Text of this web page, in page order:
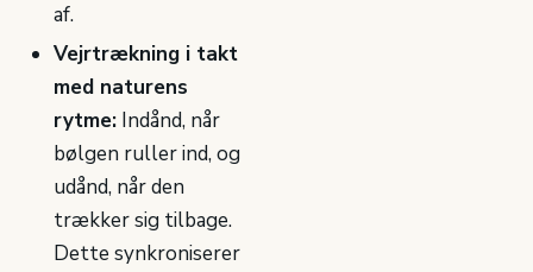
af.
Vejrtrækning i takt
med naturens
rytme: Indånd, når
bølgen ruller ind, og
udånd, når den
trækker sig tilbage.
Dette synkroniserer